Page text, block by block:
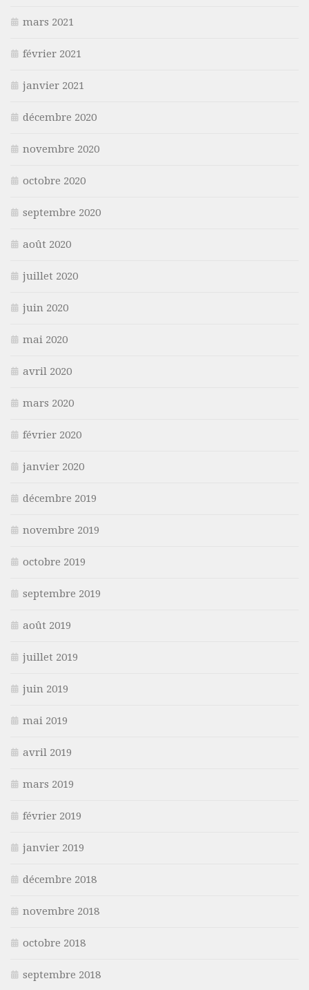
mars 2021
février 2021
janvier 2021
décembre 2020
novembre 2020
octobre 2020
septembre 2020
août 2020
juillet 2020
juin 2020
mai 2020
avril 2020
mars 2020
février 2020
janvier 2020
décembre 2019
novembre 2019
octobre 2019
septembre 2019
août 2019
juillet 2019
juin 2019
mai 2019
avril 2019
mars 2019
février 2019
janvier 2019
décembre 2018
novembre 2018
octobre 2018
septembre 2018